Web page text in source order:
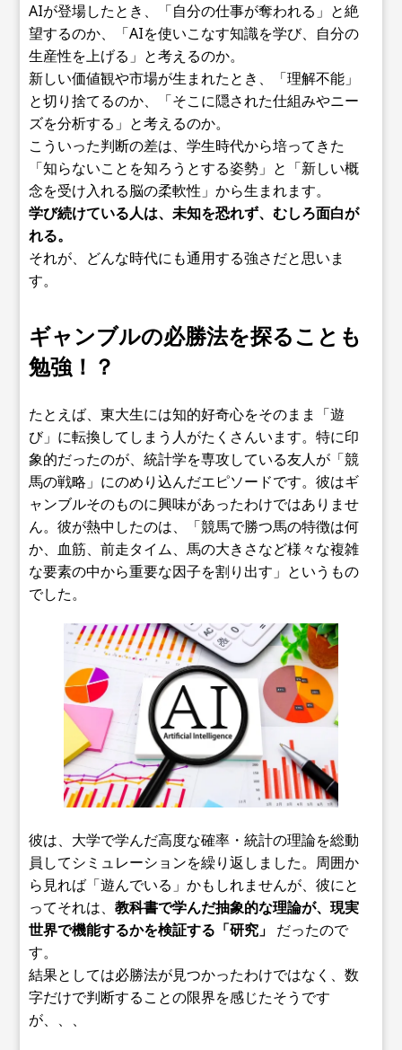
AIが登場したとき、「自分の仕事が奪われる」と絶
望するのか、「AIを使いこなす知識を学び、自分の
生産性を上げる」と考えるのか。
新しい価値観や市場が生まれたとき、「理解不能」
と切り捨てるのか、「そこに隠された仕組みやニー
ズを分析する」と考えるのか。
こういった判断の差は、学生時代から培ってきた
「知らないことを知ろうとする姿勢」と「新しい概
念を受け入れる脳の柔軟性」から生まれます。
学び続けている人は、未知を恐れず、むしろ面白が
れる。
それが、どんな時代にも通用する強さだと思いま
す。
ギャンブルの必勝法を探ることも
勉強！？
たとえば、東大生には知的好奇心をそのまま「遊
び」に転換してしまう人がたくさんいます。特に印
象的だったのが、統計学を専攻している友人が「競
馬の戦略」にのめり込んだエピソードです。彼はギ
ャンブルそのものに興味があったわけではありませ
ん。彼が熱中したのは、「競馬で勝つ馬の特徴は何
か、血筋、前走タイム、馬の大きさなど様々な複雑
な要素の中から重要な因子を割り出す」というもの
でした。
彼は、大学で学んだ高度な確率・統計の理論を総動
員してシミュレーションを繰り返しました。周囲か
ら見れば「遊んでいる」かもしれませんが、彼にと
ってそれは、教科書で学んだ抽象的な理論が、現実
世界で機能するかを検証する「研究」 だったので
す。
結果としては必勝法が見つかったわけではなく、数
字だけで判断することの限界を感じたそうです
が、、、